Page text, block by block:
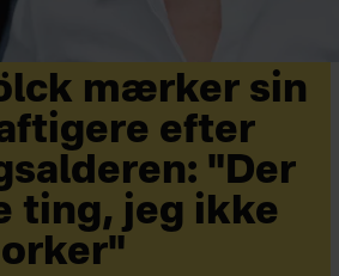
mærker sin
efter
"Der
ting, jeg ikke